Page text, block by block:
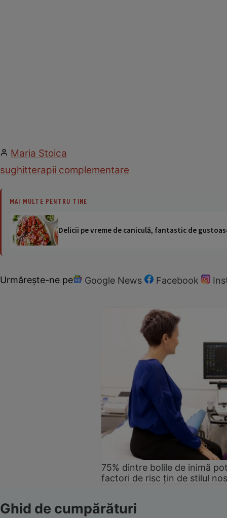
Maria Stoica
sughitterapii complementare
MAI MULTE PENTRU TINE
Delicii pe vreme de caniculă, fantastic de
Urmărește-ne pe Google News Facebook
75% dintre bolile de inimă
factori de risc țin de stilul
Ghid de cumpărături